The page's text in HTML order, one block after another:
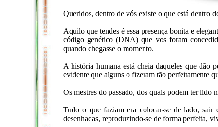
Queridos, dentro de vós existe o que está dentro
Aquilo que tendes é essa presença bonita e
código genético (DNA) que vos foram
quando chegasse o momento.
A história humana está cheia daqueles que dão
evidente que alguns o fizeram tão perfeitamente
Os mestres do passado, dos quais podem ter lido
Tudo o que faziam era colocar-se de lado,
desenhadas, reproduzindo-se de forma perfeita,